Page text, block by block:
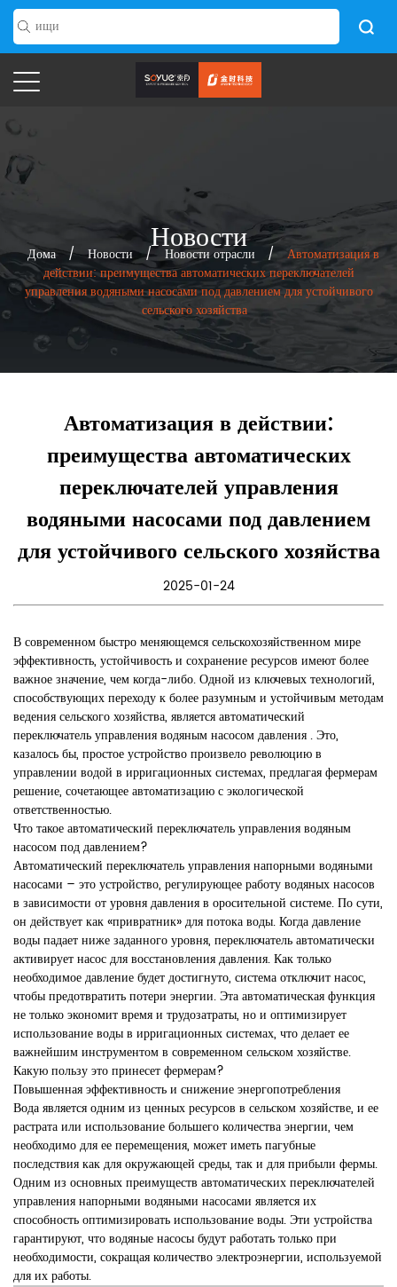
Новости
Дома / Новости / Новости отрасли / Автоматизация в
действии: преимущества автоматических переключателей
управления водяными насосами под давлением для устойчивого
сельского хозяйства
Автоматизация в действии:
преимущества автоматических
переключателей управления
водяными насосами под давлением
для устойчивого сельского хозяйства
2025-01-24
В современном быстро меняющемся сельскохозяйственном мире
эффективность, устойчивость и сохранение ресурсов имеют более
важное значение, чем когда-либо. Одной из ключевых технологий,
способствующих переходу к более разумным и устойчивым методам
ведения сельского хозяйства, являетсяавтоматический
переключатель управления водяным насосом давления . Это,
казалось бы, простое устройство произвело революцию в
управлении водой в ирригационных системах, предлагая фермерам
решение, сочетающее автоматизацию с экологической
ответственностью.
Что такое автоматический переключатель управления водяным
насосом под давлением?
Автоматический переключатель управления напорными водяными
насосами – это устройство, регулирующее работу водяных насосов
в зависимости от уровня давления в оросительной системе. По сути,
он действует как «привратник» для потока воды. Когда давление
воды падает ниже заданного уровня, переключатель автоматически
активирует насос для восстановления давления. Как только
необходимое давление будет достигнуто, система отключит насос,
чтобы предотвратить потери энергии. Эта автоматическая функция
не только экономит время и трудозатраты, но и оптимизирует
использование воды в ирригационных системах, что делает ее
важнейшим инструментом в современном сельском хозяйстве.
Какую пользу это принесет фермерам?
Повышенная эффективность и снижение энергопотребления
Вода является одним из ценных ресурсов в сельском хозяйстве, и ее
растрата или использование большего количества энергии, чем
необходимо для ее перемещения, может иметь пагубные
последствия как для окружающей среды, так и для прибыли фермы.
Одним из основных преимуществ автоматических переключателей
управления напорными водяными насосами является их
способность оптимизировать использование воды. Эти устройства
гарантируют, что водяные насосы будут работать только при
необходимости, сокращая количество электроэнергии, используемой
для их работы.